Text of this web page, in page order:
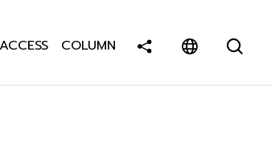
ACCESS COLUMN